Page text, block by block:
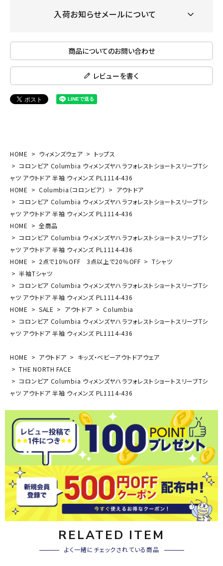
入荷お知らせメールについて
商品についてのお問い合わせ
レビューを書く
HOME ウィメンズウェア
トップス
コロンビア Columbia ウィメンズヤハラフォレストショートスリーブTシ
ャツ アウトドア 半袖 ウィメンズ PL1114-436
HOME
Columbia（コロンビア）
アウトドア
コロンビア Columbia ウィメンズヤハラフォレストショートスリーブTシ
ャツ アウトドア 半袖 ウィメンズ PL1114-436
HOME
全商品
コロンビア Columbia ウィメンズヤハラフォレストショートスリーブTシ
ャツ アウトドア 半袖 ウィメンズ PL1114-436
HOME
2点で10％OFF 3点以上で20％OFF
Tシャツ
半袖Tシャツ
コロンビア Columbia ウィメンズヤハラフォレストショートスリーブTシ
ャツ アウトドア 半袖 ウィメンズ PL1114-436
HOME
SALE アウトドア
Columbia
コロンビア Columbia ウィメンズヤハラフォレストショートスリーブTシ
ャツ アウトドア 半袖 ウィメンズ PL1114-436
HOME アウトドア
キッズ・ベビーアウトドアウェア
THE NORTH FACE
コロンビア Columbia ウィメンズヤハラフォレストショートスリーブTシ
ャツ アウトドア 半袖 ウィメンズ PL1114-436
RELATED ITEM
よく一緒にチェックされている商品